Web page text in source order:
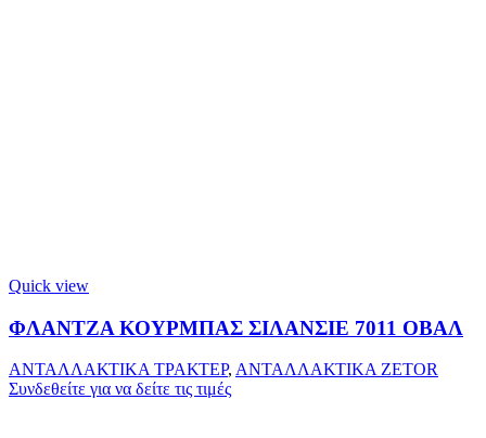
Quick view
ΦΛΑΝΤΖΑ ΚΟΥΡΜΠΑΣ ΣΙΛΑΝΣΙΕ 7011 ΟΒΑΛ
ΑΝΤΑΛΛΑΚΤΙΚΑ ΤΡΑΚΤΕΡ, ΑΝΤΑΛΛΑΚΤΙΚΑ ZETOR
Συνδεθείτε για να δείτε τις τιμές